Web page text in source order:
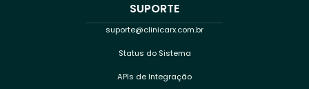
SUPORTE
suporte@clinicarx.com.br
Status do Sistema
APIs de Integração